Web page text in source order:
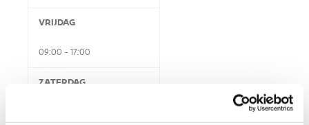
VRIJDAG
09:00 - 17:00
ZATERDAG